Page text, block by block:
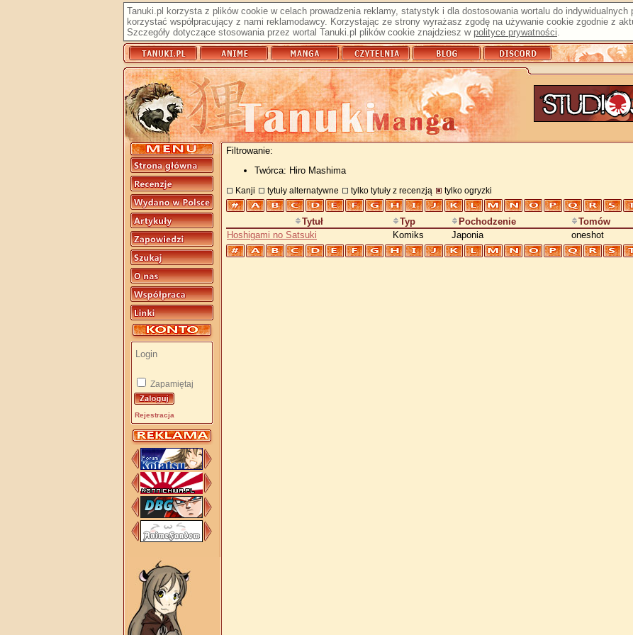
Tanuki.pl korzysta z plików cookie w celach prowadzenia reklamy, statystyk i dla dostosowania wortalu do
korzystać współpracujący z nami reklamodawcy. Korzystając ze strony wyrażasz zgodę na używanie cookie zgodnie z
Szczegóły dotyczące stosowania przez wortal Tanuki.pl plików cookie znajdziesz w polityce prywatności.
Zapamiętaj
Rejestracja
Filtrowanie:
Twórca: Hiro Mashima
Kanji tytuły alternatywne tylko tytuły z recenzją tylko ogryzki
Tytuł Typ Pochodzenie Tomów
Hoshigami no Satsuki
Komiks Japonia oneshot